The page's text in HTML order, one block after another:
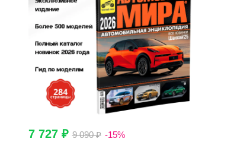
7 727 ₽9 090 ₽ -15%